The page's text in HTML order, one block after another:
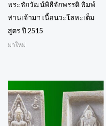
พระชัยวัฒน์พิธีจักพรรดิ พิมพ์
ท่านเจ้ามา เนื้อนวะโลหะเต็ม
สูตร ปี 2515
มาใหม่